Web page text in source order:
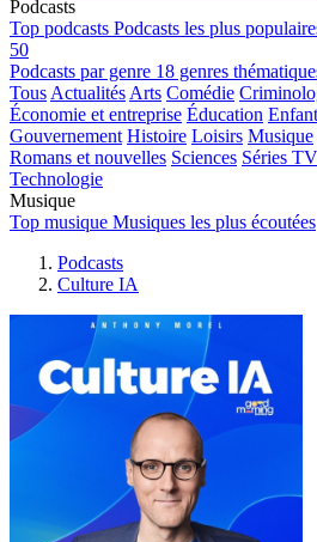
Podcasts
Top podcasts Podcasts les plus
50
Podcasts par genre 18 genres
Tous Actualités Arts Comédie
Économie et entreprise Éducation
Gouvernement Histoire Loisirs Musique
Romans et nouvelles Sciences Séries
Technologie
Musique
Top musique Musiques les plus écoutées
Podcasts
Culture IA